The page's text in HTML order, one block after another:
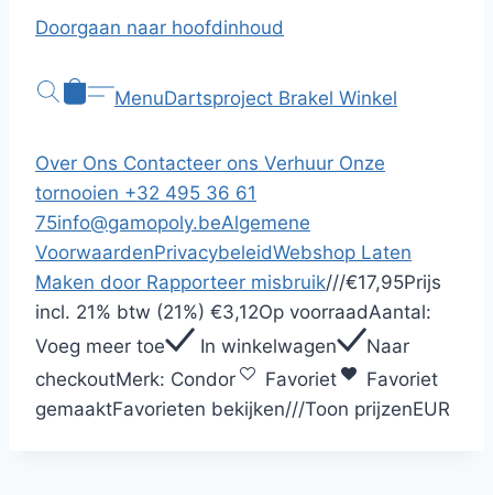
Doorgaan naar hoofdinhoud
MenuDartsproject Brakel Winkel
Over Ons Contacteer ons Verhuur Onze
tornooien +32 495 36 61
75info@gamopoly.beAlgemene
VoorwaardenPrivacybeleidWebshop Laten
Maken door Rapporteer misbruik///€17,95Prijs
incl. 21% btw (21%) €3,12Op voorraadAantal:
Voeg meer toe
In winkelwagen
Naar
checkoutMerk: Condor Favoriet
Favoriet
gemaaktFavorieten bekijken///Toon prijzenEUR